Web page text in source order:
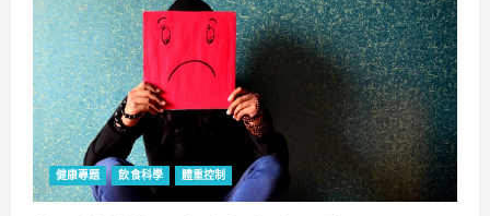
健康專題 飲食科學 體重控制